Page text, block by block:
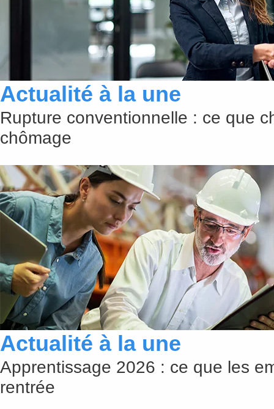
Actualité à la une
Rupture conventionnelle : ce que
chômage
Actualité à la une
Apprentissage 2026 : ce que les
rentrée